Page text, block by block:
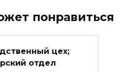
понравиться
цех;
отдел